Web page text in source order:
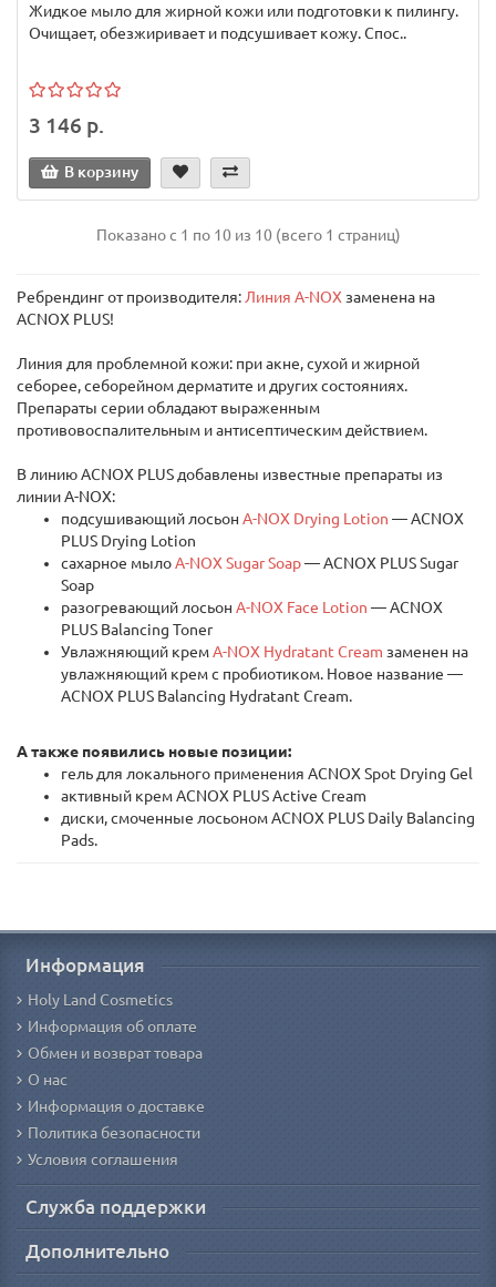
Жидкое мыло для жирной кожи или подготовки к пилингу.
Очищает, обезжиривает и подсушивает кожу. Спос..
3 146 р.
В корзину
Показано с 1 по 10 из 10 (всего 1 страниц)
Ребрендинг от производителя: Линия A-NOX заменена на
ACNOX PLUS!
Линия для проблемной кожи: при акне, сухой и жирной
себорее, себорейном дерматите и других состояниях.
Препараты серии обладают выраженным
противовоспалительным и антисептическим действием.
В линию ACNOX PLUS добавлены известные препараты из
линии A-NOX:
подсушивающий лосьон A-NOX Drying Lotion — ACNOX
PLUS Drying Lotion
сахарное мылоA-NOX Sugar Soap— ACNOX PLUS Sugar
Soap
разогревающий лосьон A-NOX Face Lotion — ACNOX
PLUS Balancing Toner
Увлажняющий кремA-NOX Hydratant Cream заменен на
увлажняющий крем с пробиотиком. Новое название —
ACNOX PLUS Balancing Hydratant Cream.
А также появились новые позиции:
гель для локального применения ACNOX Spot Drying Gel
активный крем ACNOX PLUS Active Cream
диски, смоченные лосьоном ACNOX PLUS Daily Balancing
Pads.
Информация
Holy Land Cosmetics
Информация об оплате
Обмен и возврат товара
О нас
Информация о доставке
Политика безопасности
Условия соглашения
Служба поддержки
Дополнительно